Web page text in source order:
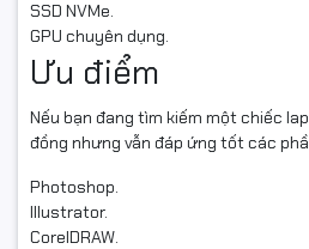
SSD NVMe.
GPU chuyên dụng.
Ưu điểm
Nếu bạn đang tìm kiếm một chiếc
đồng nhưng vẫn đáp ứng tốt các
Photoshop.
Illustrator.
CorelDRAW.